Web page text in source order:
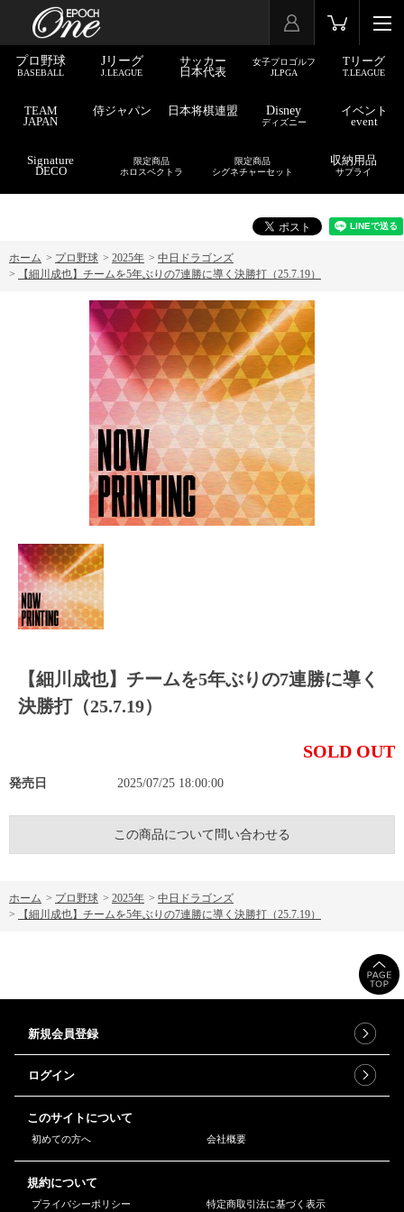
プロ野球
BASEBALL
Jリーグ
J.LEAGUE
サッカー
日本代表
女子プロゴルフ
JLPGA
Tリーグ
T.LEAGUE
TEAM
JAPAN
侍ジャパン 日本将棋連盟 Disney
ディズニー
イベント
event
Signature
DECO
限定商品
ホロスペクトラ
限定商品
シグネチャーセット
収納用品
サプライ
ホーム > プロ野球 > 2025年 > 中日ドラゴンズ
>
【細川成也】チームを5年ぶりの7連勝に導く決勝打（25.7.19）
【細川成也】チームを5年ぶりの7連勝に導く
決勝打（25.7.19）
SOLD OUT
発売日 2025/07/25 18:00:00
この商品について問い合わせる
ホーム > プロ野球 > 2025年 > 中日ドラゴンズ
>
【細川成也】チームを5年ぶりの7連勝に導く決勝打（25.7.19）
新規会員登録
ログイン
このサイトについて
初めての方へ 会社概要
規約について
プライバシーポリシー 特定商取引法に基づく表示